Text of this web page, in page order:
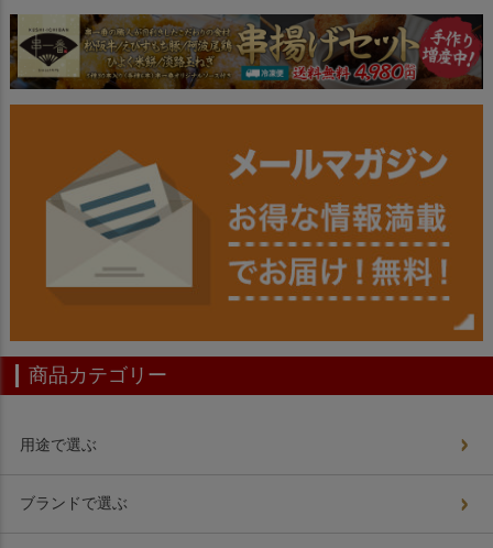
商品カテゴリー
用途で選ぶ
ブランドで選ぶ